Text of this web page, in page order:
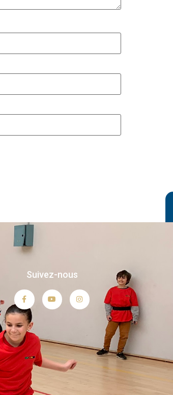
Suivez-nous